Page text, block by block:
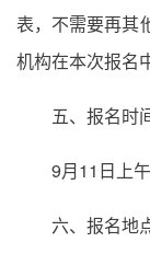
表，不需要再其
机构在本次报名
五、报名时
9月11日上
六、报名地